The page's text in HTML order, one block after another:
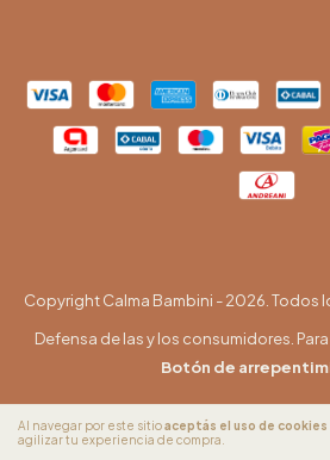
Al navegar por este sitioaceptás el uso de cookies
agilizar tu experiencia de compra.
Copyright Calma Bambini - 2026. Todos
Defensa de las y los consumidores.
Botón de